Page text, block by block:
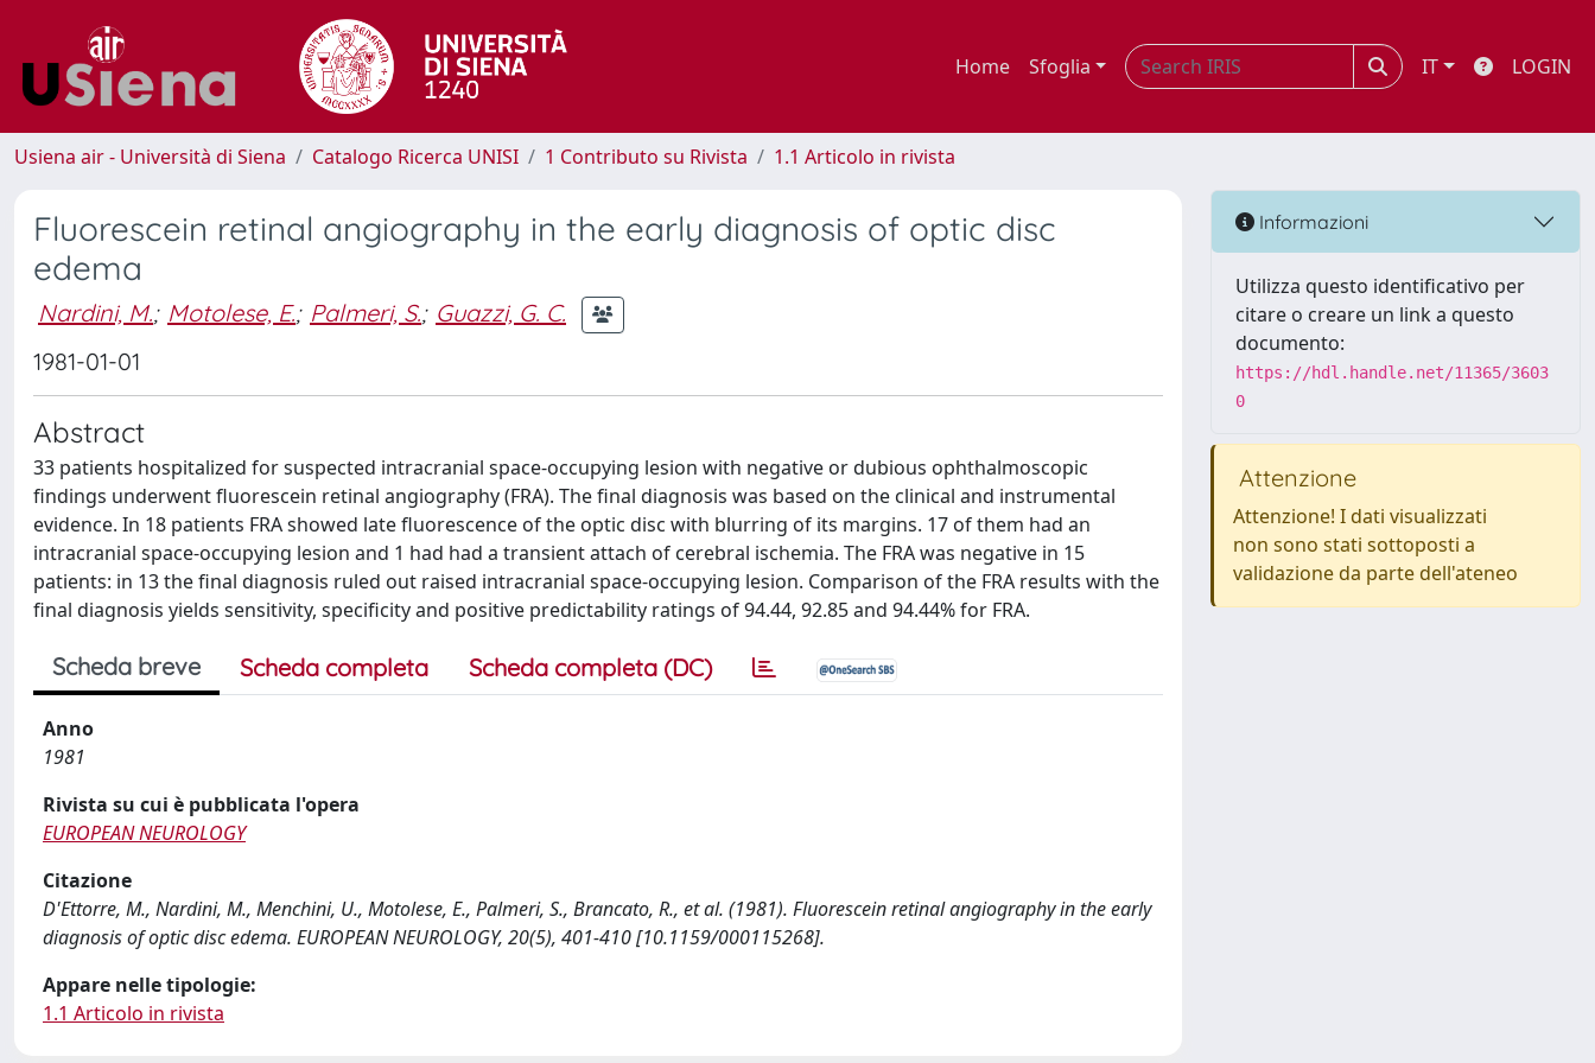
Home Sfoglia IT LOGIN
Usiena air - Università di Siena Catalogo Ricerca UNISI 1 Contributo su Rivista 1.1 Articolo in rivista
Fluorescein retinal angiography in the early diagnosis of optic disc
edema
Nardini, M.; Motolese, E.; Palmeri, S.; Guazzi, G. C.
1981-01-01
Abstract
33 patients hospitalized for suspected intracranial space-occupying lesion with negative or dubious ophthalmoscopic
findings underwent fluorescein retinal angiography (FRA). The final diagnosis was based on the clinical and instrumental
evidence. In 18 patients FRA showed late fluorescence of the optic disc with blurring of its margins. 17 of them had an
intracranial space-occupying lesion and 1 had had a transient attach of cerebral ischemia. The FRA was negative in 15
patients: in 13 the final diagnosis ruled out raised intracranial space-occupying lesion. Comparison of the FRA results with the
final diagnosis yields sensitivity, specificity and positive predictability ratings of 94.44, 92.85 and 94.44% for FRA.
Scheda breve Scheda completa Scheda completa (DC)
Anno
1981
Rivista su cui è pubblicata l'opera
EUROPEAN NEUROLOGY
Citazione
D'Ettorre, M., Nardini, M., Menchini, U., Motolese, E., Palmeri, S., Brancato, R., et al. (1981). Fluorescein retinal angiography in the early
diagnosis of optic disc edema. EUROPEAN NEUROLOGY, 20(5), 401-410 [10.1159/000115268].
Appare nelle tipologie:
1.1 Articolo in rivista
Informazioni
Utilizza questo identificativo per
citare o creare un link a questo
documento:
https://hdl.handle.net/11365/3603
0
Attenzione
Attenzione! I dati visualizzati
non sono stati sottoposti a
validazione da parte dell'ateneo